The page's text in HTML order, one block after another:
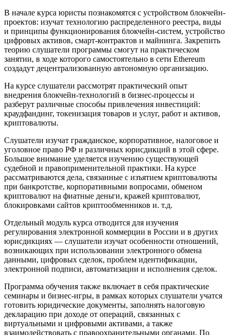
В начале курса юристы познакомятся с устройством блокчейн-
проектов: изучат технологию распределенного реестра, виды
и принципы функционирования блокчейн-систем, устройство
цифровых активов, смарт-контрактов и майнинга. Закрепить
теорию слушатели программы смогут на практическом
занятии, в ходе которого самостоятельно в сети Ethereum
создадут децентрализованную автономную организацию.
На курсе слушатели рассмотрят практический опыт
внедрения блокчейн-технологий в бизнес-процессы и
разберут различные способы привлечения инвестиций:
краудфандинг, токенизация товаров и услуг, работ и активов,
криптовалюты.
Слушатели изучат гражданское, корпоративное, налоговое и
уголовное право РФ и различных юрисдикций в этой сфере.
Большое внимание уделяется изучению существующей
судебной и правоприменительной практики. На курсе
рассматриваются дела, связанные с изъятием криптовалюты
при банкротстве, корпоративными вопросами, обменом
криптовалют на фиатные деньги, кражей криптовалют,
блокировками сайтов криптообменников и. т.д.
Отдельный модуль курса отводится для изучения
регулирования электронной коммерции в России и в других
юрисдикциях — слушатели изучат особенности отношений,
возникающих при использовании электронного обмена
данными, цифровых сделок, проблем идентификации,
электронной подписи, автоматизации и исполнения сделок.
Программа обучения также включает в себя практические
семинары и бизнес-игры, в рамках которых слушатели учатся
готовить юридические документы, заполнять налоговую
декларацию при доходе от операций, связанных с
виртуальными и цифровыми активами, а также
взаимодействовать с правоохранительными органами. По